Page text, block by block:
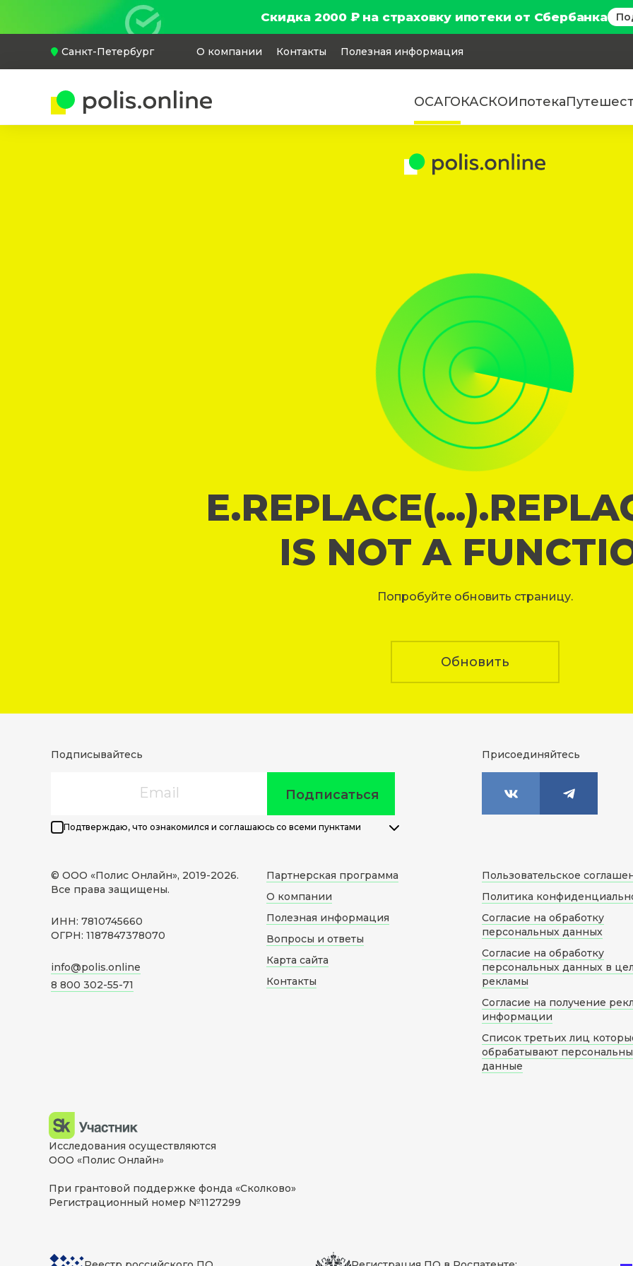
Скидка 2000 ₽ на страховку ипотеки от Сбербанка
Санкт-Петербург О компании Контакты Полезная информация
ОСАГОКАСКОИпотека
IS NOT A
Попробуйте обновить страницу.
Обновить
Подписывайтесь
Подписаться
Подтверждаю, что ознакомился и соглашаюсь со всеми пунктами
Присоединяйтесь
© ООО «Полис Онлайн», 2019-2026.
Все права защищены.
ИНН: 7810745660
ОГРН: 1187847378070
info@polis.online
8 800 302-55-71
Партнерская программа
О компании
Полезная информация
Вопросы и ответы
Карта сайта
Контакты
Пользовательское
Политика
Согласие на обработку
персональных данных
Согласие на обработку
персональных данных в
рекламы
Согласие на получение
информации
Список третьих лиц
обрабатывают
данные
Исследования осуществляются
ООО «Полис Онлайн»
При грантовой поддержке фонда «Сколково»
Регистрационный номер №1127299